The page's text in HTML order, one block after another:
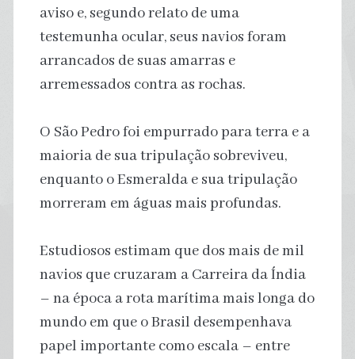
aviso e, segundo relato de uma
testemunha ocular, seus navios foram
arrancados de suas amarras e
arremessados ​​contra as rochas.
O São Pedro foi empurrado para terra e a
maioria de sua tripulação sobreviveu,
enquanto o Esmeralda e sua tripulação
morreram em águas mais profundas.
Estudiosos estimam que dos mais de mil
navios que cruzaram a Carreira da Índia
– na época a rota marítima mais longa do
mundo em que o Brasil desempenhava
papel importante como escala – entre